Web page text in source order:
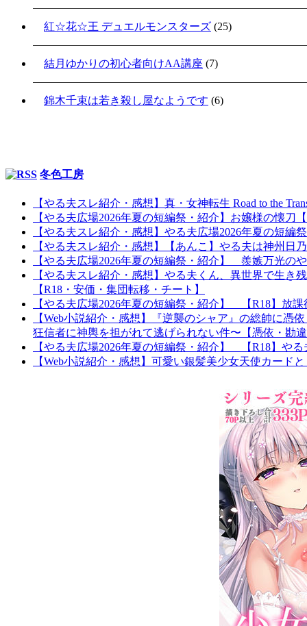
紅☆花☆王 デュエルモンスターズ (25)
結月ゆかりの初心者向けAA講座 (7)
錦木千束は若き殺し屋なようです (6)
冬色工房
【やる夫スレ紹介・感想】真・女神転生 Road to the
【やる夫広場2026年夏の短編祭・紹介】お嬢様の懐
【やる夫スレ紹介・感想】やる夫広場2026年夏の短
【やる夫スレ紹介・感想】【あんこ】やる夫は神州
【やる夫広場2026年夏の短編祭・紹介】 羨嫉万光の
【やる夫スレ紹介・感想】やる夫くん、異世界で生
【R18・安価・集団転移・チート】
【やる夫広場2026年夏の短編祭・紹介】 【R18】放
【Web小説紹介・感想】『逆襲のシャア』の総帥に
狂信者に神輿を担がれて逃げられない件〜【憑依・勘
【やる夫広場2026年夏の短編祭・紹介】 【R18】や
【Web小説紹介・感想】可愛い銀髪美少女天使カード